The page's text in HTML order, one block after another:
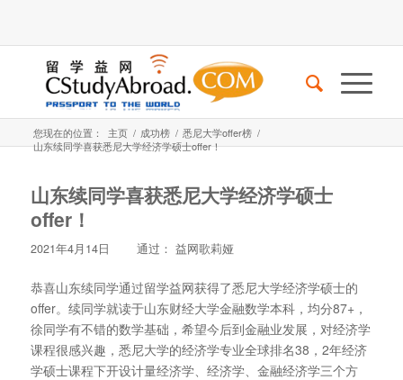
您现在的位置： 主页 / 成功榜 / 悉尼大学offer榜 /
山东续同学喜获悉尼大学经济学硕士offer！
山东续同学喜获悉尼大学经济学硕士
offer！
2021年4月14日 通过： 益网歌莉娅
恭喜山东续同学通过留学益网获得了悉尼大学经济学硕士的
offer。续同学就读于山东财经大学金融数学本科，均分87+，
徐同学有不错的数学基础，希望今后到金融业发展，对经济学
课程很感兴趣，悉尼大学的经济学专业全球排名38，2年经济
学硕士课程下开设计量经济学、经济学、金融经济学三个方